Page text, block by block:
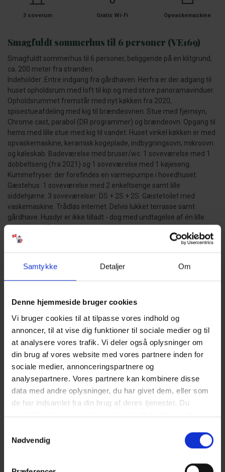
Samtykke Detaljer Om
Denne hjemmeside bruger cookies
Vi bruger cookies til at tilpasse vores indhold og
annoncer, til at vise dig funktioner til sociale medier og til
at analysere vores trafik. Vi deler også oplysninger om
din brug af vores website med vores partnere inden for
sociale medier, annonceringspartnere og
analysepartnere. Vores partnere kan kombinere disse
data med andre oplysninger, du har givet dem, eller som
de har indsamlet fra din brug af deres tjenester. Du
samtykker til vores cookies, hvis du fortsætter med at
Nødvendig
3 soverum Gratis Wi-Fi Opvaskemaskine
Smagfuldt sommerhus til 6 personer (VE169)
Smagfuldt sommerhus til 6 personer, beliggende på en klitgrund,
ca. 200 meter fra stranden.
Indeholder: Entre indgang fra gårdhaven. Herfra er der adgang til
huset opholdsrum med loft til kip og med store panoramavinduer.
Opholdsrummet fremstår med nyt køkken fra 2020,
spisestueafdeling med kig til brændeovnen. Stue med fjernsyn,
Chrome cast, parabol (DR programmer) og brændeovn. Opgang til
hems med lille stue med kig til vandet. Huset vinkel køkken er med
opvaskemaskine, keramisk kogeplade, indbygningsovn, mikroovn
og køleskab. Badeværelse med bruser/wc. 1 soveværelse med 1
dobbeltseng (fra 2021) og 1 soveværelse med 1 køjeseng.
Kummefryser. der forefindes en varmepumpe i hovedhuset.
Gæstehus: 1 soveværelse med 2 enkeltsenge samt lille
siddehjørne. 3 soveværelser: DS + 2S + 2S. Gæstetoilet med
vaskemaskine. Trådløs internet. Delvis lukket terrasse samt
gårdhave. Husdyr er ikke tilladt - dog med undtagelse af én lille
hund! byggeår 1962, renoveret 2020.
HUSDYR:
Ingen udlejning til ungdomsgrupper.
Fri parkering uden for ferieboligen.
Delvis lukket terrasse.
Forbrug afregner efter aflæsning.
Rengøring er inklusiv i prisen.
3 soveværelser. 1 med dobbeltseng 180x200 cm. 1 med køjeseng.
1 med 2 enkeltsenge (á 90x200 cm)
Det er muligt at låne barneseng og højstol fra kontoret.
Sengelinned er ikke inkluderet men kan tilkøbes.
Bageri 500 meter fra ferieboligen. Supermarked Storkøb 400 m
fra ferieboligen.